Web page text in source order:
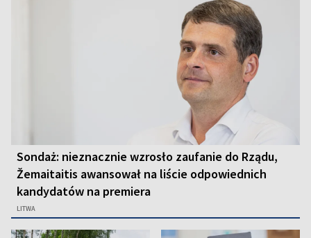
Sondaż: nieznacznie wzrosło zaufanie do Rządu,
Žemaitaitis awansował na liście odpowiednich
kandydatów na premiera
LITWA